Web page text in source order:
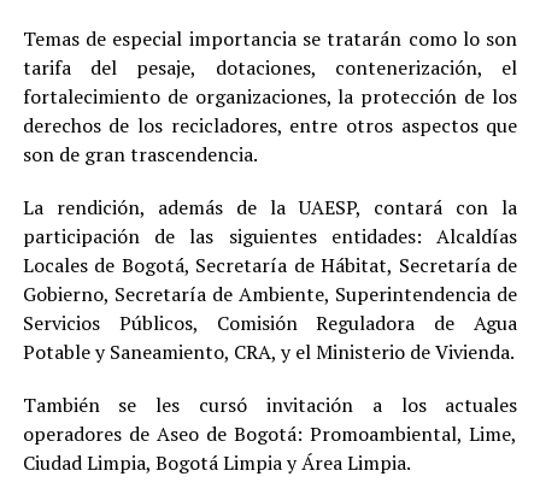
Temas de especial importancia se tratarán como lo son
tarifa del pesaje, dotaciones, contenerización, el
fortalecimiento de organizaciones, la protección de los
derechos de los recicladores, entre otros aspectos que
son de gran trascendencia.
La rendición, además de la UAESP, contará con la
participación de las siguientes entidades: Alcaldías
Locales de Bogotá, Secretaría de Hábitat, Secretaría de
Gobierno, Secretaría de Ambiente, Superintendencia de
Servicios Públicos, Comisión Reguladora de Agua
Potable y Saneamiento, CRA, y el Ministerio de Vivienda.
También se les cursó invitación a los actuales
operadores de Aseo de Bogotá: Promoambiental, Lime,
Ciudad Limpia, Bogotá Limpia y Área Limpia.